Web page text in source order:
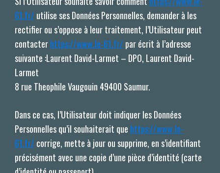
61.fr/ utilise ses Données Personnelles, demander à les
rectifier ou s’oppose à leur traitement, l’Utilisateur peut
contacterhttps://www.le-61.fr/ par écrit à l’adresse
suivante :Laurent David-Larmet – DPO, Laurent David-
Larmet
8 rue Theophile Vaugouin 49400 Saumur.
Dans ce cas, l’Utilisateur doit indiquer les Données
Personnelles qu’il souhaiterait que https://www.le-
61.fr/ corrige, mette à jour ou supprime, en s’identifiant
précisément avec une copie d’une pièce d’identité (carte